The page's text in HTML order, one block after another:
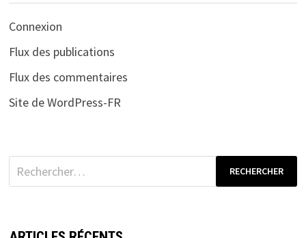
Connexion
Flux des publications
Flux des commentaires
Site de WordPress-FR
Rechercher :